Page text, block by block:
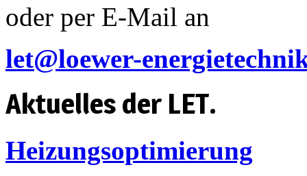
oder per E-Mail an
let@loewer-
Aktuelles der LET.
Heizungsoptimierung